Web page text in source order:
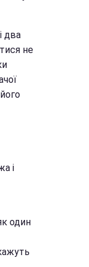
два
не
і
один